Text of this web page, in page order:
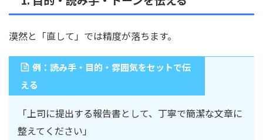
漠然と「直して」では精度が落ちます。
例：読み手・目的・雰囲気をセットで伝
える
「上司に提出する報告書として、丁寧で簡潔な文章に
整えてください」